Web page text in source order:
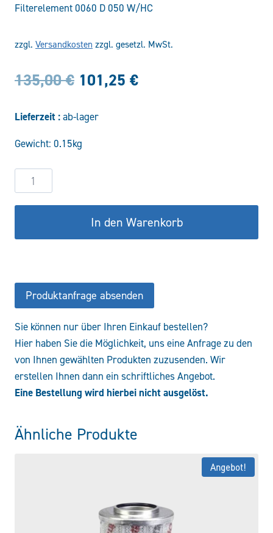
Filterelement 0060 D 050 W/HC
zzgl. Versandkosten zzgl. gesetzl. MwSt.
135,00€ Ursprünglicher
war:
135,00 €
101,25 €Aktueller
Lieferzeit : ab-lager
Gewicht: 0.15kg
Filterelement
0060
D
W/HC
In den Warenkorb
Produktanfrage absenden
Sie können nur über Ihren Einkauf bestellen?
Hier haben Sie die Möglichkeit, uns eine Anfrage zu den
von Ihnen gewählten Produkten zuzusenden. Wir
erstellen Ihnen dann ein schriftliches Angebot.
Eine Bestellung wird hierbei nicht ausgelöst.
Ähnliche Produkte
Angebot!